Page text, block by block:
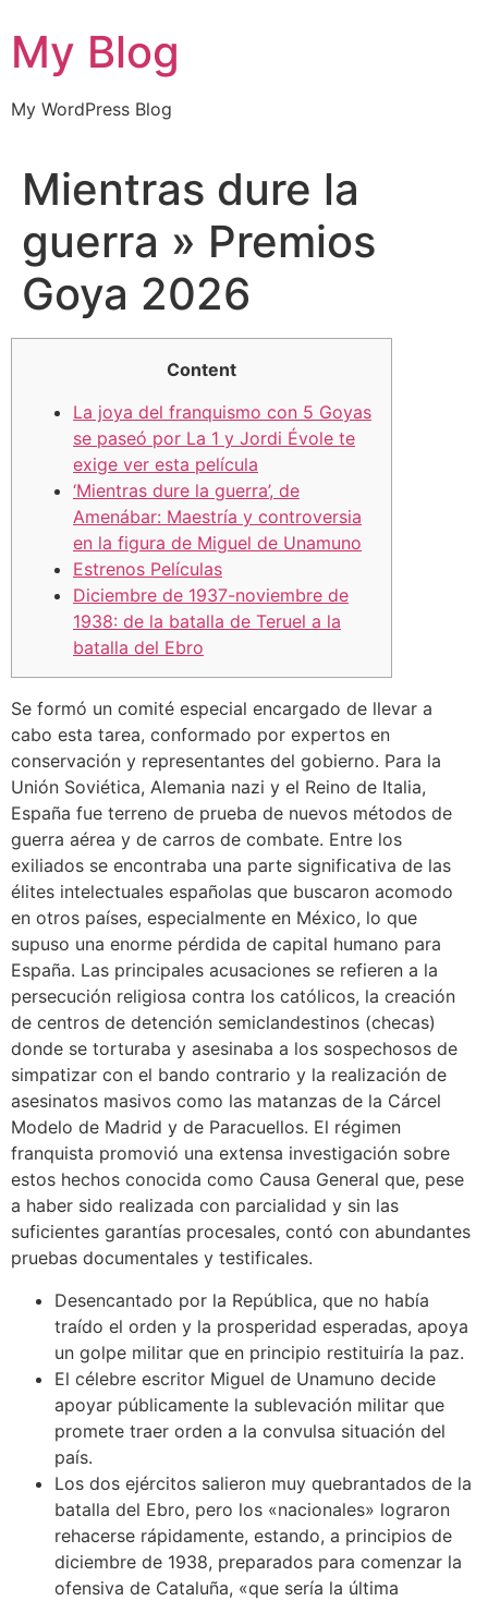
to
content
My Blog
My WordPress Blog
Mientras dure la
guerra » Premios
Goya 2026
Content
La joya del franquismo con 5 Goyas
se paseó por La 1 y Jordi Évole te
exige ver esta película
‘Mientras dure la guerra’, de
Amenábar: Maestría y controversia
en la figura de Miguel de Unamuno
Estrenos Películas
Diciembre de 1937-noviembre de
1938: de la batalla de Teruel a la
batalla del Ebro
Se formó un comité especial encargado de llevar a
cabo esta tarea, conformado por expertos en
conservación y representantes del gobierno. Para la
Unión Soviética, Alemania nazi y el Reino de Italia,
España fue terreno de prueba de nuevos métodos de
guerra aérea y de carros de combate. Entre los
exiliados se encontraba una parte significativa de las
élites intelectuales españolas que buscaron acomodo
en otros países, especialmente en México, lo que
supuso una enorme pérdida de capital humano para
España. Las principales acusaciones se refieren a la
persecución religiosa contra los católicos,​​ la creación
de centros de detención semiclandestinos (checas)
donde se torturaba y asesinaba a los sospechosos de
simpatizar con el bando contrario​ y la realización de
asesinatos masivos como las matanzas de la Cárcel
Modelo de Madrid​ y de Paracuellos.​ El régimen
franquista promovió una extensa investigación sobre
estos hechos conocida como Causa General​​ que, pese
a haber sido realizada con parcialidad y sin las
suficientes garantías procesales, contó con abundantes
pruebas documentales y testificales.
Desencantado por la República, que no había
traído el orden y la prosperidad esperadas, apoya
un golpe militar que en principio restituiría la paz.
El célebre escritor Miguel de Unamuno decide
apoyar públicamente la sublevación militar que
promete traer orden a la convulsa situación del
país.
Los dos ejércitos salieron muy quebrantados de la
batalla del Ebro, pero los «nacionales» lograron
rehacerse rápidamente, estando, a principios de
diciembre de 1938, preparados para comenzar la
ofensiva de Cataluña, «que sería la última